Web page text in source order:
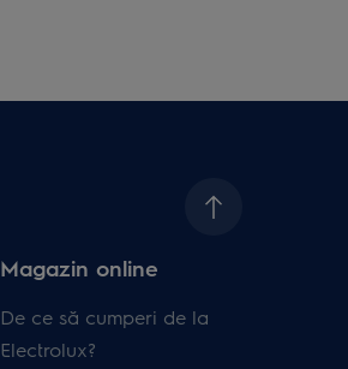
Magazin online
De ce să cumperi de la
Electrolux?